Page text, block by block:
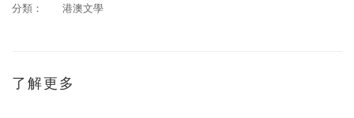
分類：
港澳文學
了解更多